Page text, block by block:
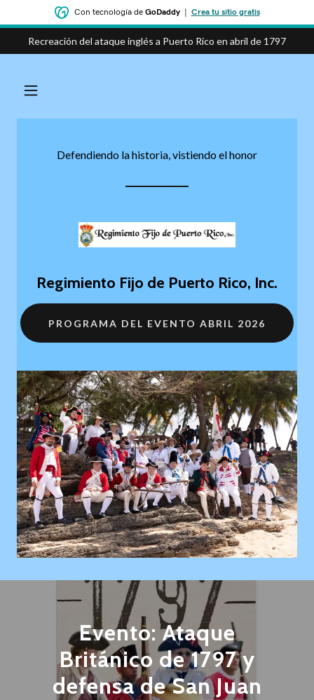
Con tecnología de GoDaddy| Crea tu sitio gratis
Recreación del ataque inglés a Puerto Rico en abril de 1797
Defendiendo la historia, vistiendo el honor
Regimiento Fijo de Puerto Rico, Inc.
PROGRAMA DEL EVENTO ABRIL 2026
Evento: Ataque
Británico de 1797 y
defensa de San Juan